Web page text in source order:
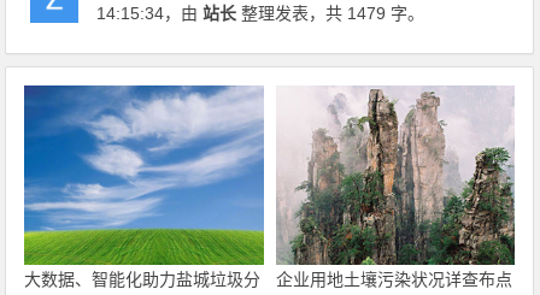
14:15:34，由站长 整理发表，共 1479 字。
大数据、智能化助力盐城垃圾分
企业用地土壤污染状况详查布点